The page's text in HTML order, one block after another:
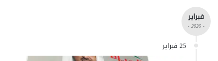
فبراير
- 2026 -
25 فبراير